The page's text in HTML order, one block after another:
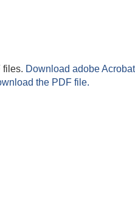
files. Download adobe Acrobat
the PDF file.